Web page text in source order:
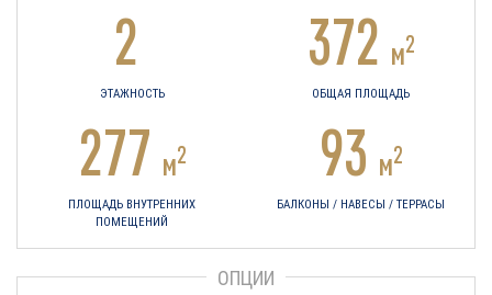
2
ЭТАЖНОСТЬ
372 м2
ОБЩАЯ ПЛОЩАДЬ
277 м2
ПЛОЩАДЬ ВНУТРЕННИХ
ПОМЕЩЕНИЙ
93 м2
БАЛКОНЫ / НАВЕСЫ / ТЕРРАСЫ
ОПЦИИ